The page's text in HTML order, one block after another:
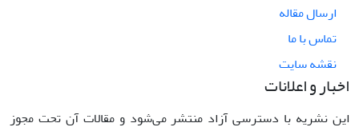
ارسال مقاله
تماس با ما
نقشه سایت
اخبار و اعلانات
این نشریه با دسترسی آزاد منتشر می‌شود و مقالات آن تحت مجوز